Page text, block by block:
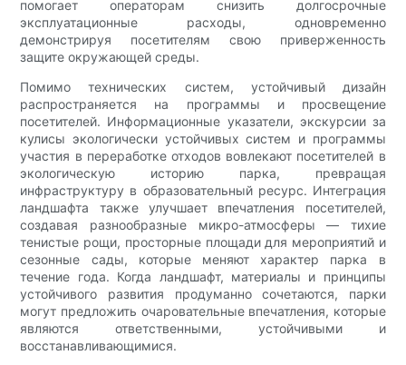
помогает операторам снизить долгосрочные
эксплуатационные расходы, одновременно
демонстрируя посетителям свою приверженность
защите окружающей среды.
Помимо технических систем, устойчивый дизайн
распространяется на программы и просвещение
посетителей. Информационные указатели, экскурсии за
кулисы экологически устойчивых систем и программы
участия в переработке отходов вовлекают посетителей в
экологическую историю парка, превращая
инфраструктуру в образовательный ресурс. Интеграция
ландшафта также улучшает впечатления посетителей,
создавая разнообразные микро-атмосферы — тихие
тенистые рощи, просторные площади для мероприятий и
сезонные сады, которые меняют характер парка в
течение года. Когда ландшафт, материалы и принципы
устойчивого развития продуманно сочетаются, парки
могут предложить очаровательные впечатления, которые
являются ответственными, устойчивыми и
восстанавливающимися.